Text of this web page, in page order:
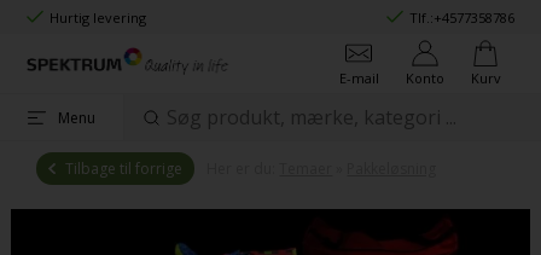
Hurtig levering Tlf.:+4577358786
E-mail Konto Kurv
Menu
Tilbage til forrige